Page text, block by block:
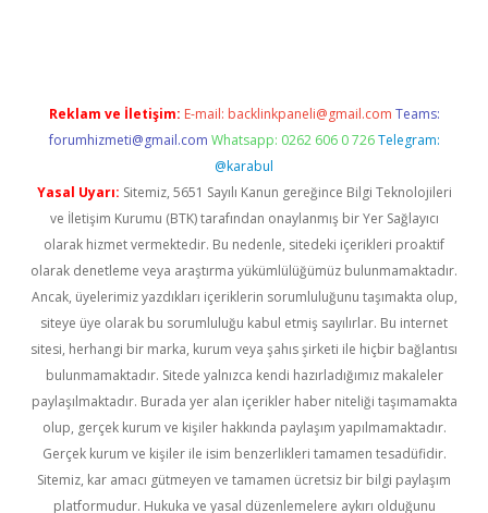
Reklam ve İletişim: E-mail: backlinkpaneli@gmail.com Teams:
forumhizmeti@gmail.com Whatsapp: 0262 606 0 726 Telegram:
@karabul
Yasal Uyarı: Sitemiz, 5651 Sayılı Kanun gereğince Bilgi Teknolojileri
ve İletişim Kurumu (BTK) tarafından onaylanmış bir Yer Sağlayıcı
olarak hizmet vermektedir. Bu nedenle, sitedeki içerikleri proaktif
olarak denetleme veya araştırma yükümlülüğümüz bulunmamaktadır.
Ancak, üyelerimiz yazdıkları içeriklerin sorumluluğunu taşımakta olup,
siteye üye olarak bu sorumluluğu kabul etmiş sayılırlar. Bu internet
sitesi, herhangi bir marka, kurum veya şahıs şirketi ile hiçbir bağlantısı
bulunmamaktadır. Sitede yalnızca kendi hazırladığımız makaleler
paylaşılmaktadır. Burada yer alan içerikler haber niteliği taşımamakta
olup, gerçek kurum ve kişiler hakkında paylaşım yapılmamaktadır.
Gerçek kurum ve kişiler ile isim benzerlikleri tamamen tesadüfidir.
Sitemiz, kar amacı gütmeyen ve tamamen ücretsiz bir bilgi paylaşım
platformudur. Hukuka ve yasal düzenlemelere aykırı olduğunu